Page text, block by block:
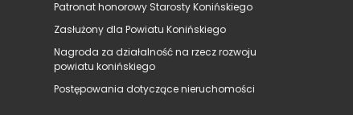
Patronat honorowy Starosty Konińskiego
Zasłużony dla Powiatu Konińskiego
Nagroda za działalność na rzecz rozwoju
powiatu konińskiego
Postępowania dotyczące nieruchomości